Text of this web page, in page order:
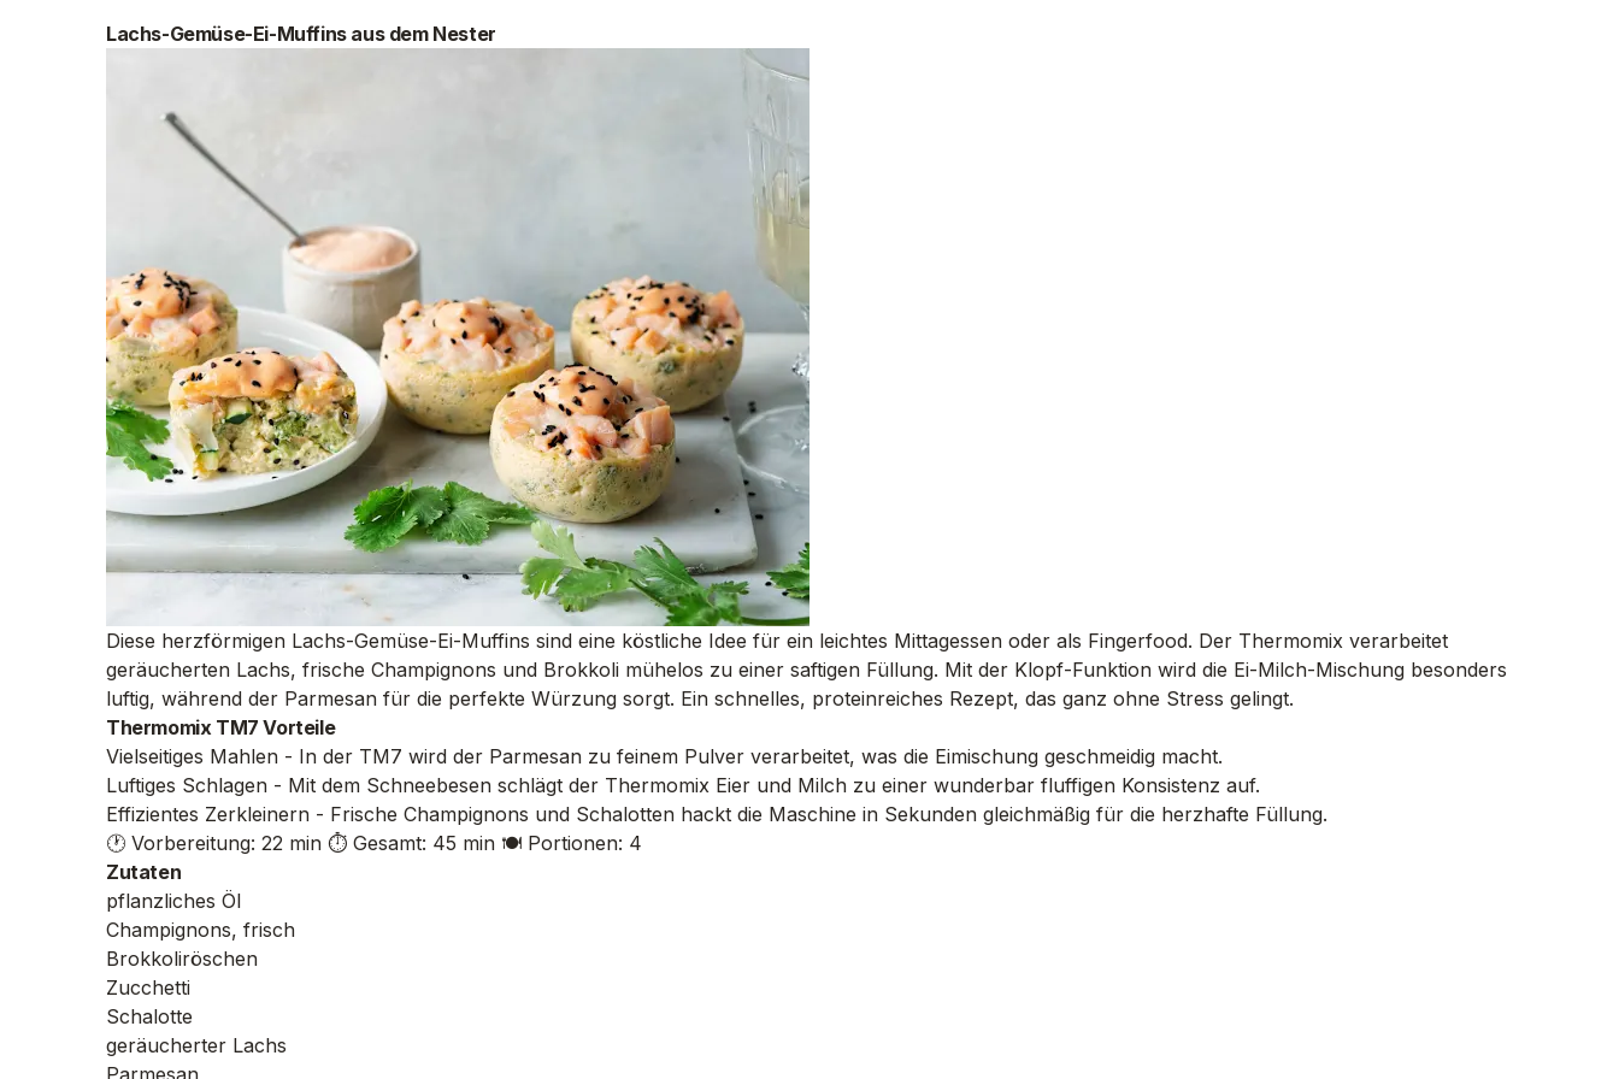
Lachs-Gemüse-Ei-Muffins aus dem Nester
Diese herzförmigen Lachs-Gemüse-Ei-Muffins sind eine köstliche Idee für ein leichtes Mittagessen oder als Fingerfood. Der Thermomix verarbeitet
geräucherten Lachs, frische Champignons und Brokkoli mühelos zu einer saftigen Füllung. Mit der Klopf-Funktion wird die Ei-Milch-Mischung besonders
luftig, während der Parmesan für die perfekte Würzung sorgt. Ein schnelles, proteinreiches Rezept, das ganz ohne Stress gelingt.
Thermomix TM7 Vorteile
Vielseitiges Mahlen - In der TM7 wird der Parmesan zu feinem Pulver verarbeitet, was die Eimischung geschmeidig macht.
Luftiges Schlagen - Mit dem Schneebesen schlägt der Thermomix Eier und Milch zu einer wunderbar fluffigen Konsistenz auf.
Effizientes Zerkleinern - Frische Champignons und Schalotten hackt die Maschine in Sekunden gleichmäßig für die herzhafte Füllung.
🕐 Vorbereitung: 22 min ⏱️ Gesamt: 45 min 🍽️ Portionen: 4
Zutaten
pflanzliches Öl
Champignons, frisch
Brokkoliröschen
Zucchetti
Schalotte
geräucherter Lachs
Parmesan